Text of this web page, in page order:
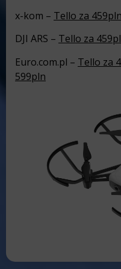
x-kom – Tello za 459pln
DJI ARS – Tello za
Euro.com.pl – Tello za
599pln